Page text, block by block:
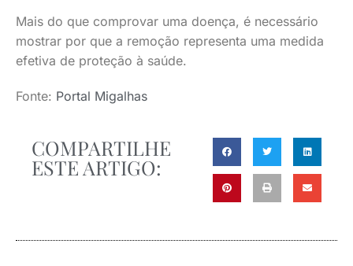
Mais do que comprovar uma doença, é necessário
mostrar por que a remoção representa uma medida
efetiva de proteção à saúde.
Fonte: Portal Migalhas
COMPARTILHE
ESTE ARTIGO: